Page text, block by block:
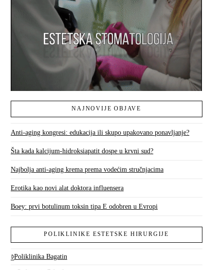
NAJNOVIJE OBJAVE
Anti-aging kongresi: edukacija ili skupo upakovano ponavljanje?
Šta kada kalcijum-hidroksiapatit dospe u krvni sud?
Najbolja anti-aging krema prema vodećim stručnjacima
Erotika kao novi alat doktora influensera
Boey: prvi botulinum toksin tipa E odobren u Evropi
POLIKLINIKE ESTETSKE HIRURGIJE
Poliklinika Bagatin